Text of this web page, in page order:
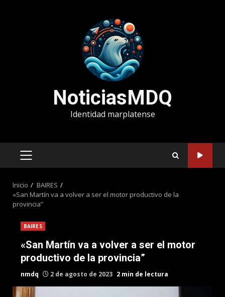
NoticiasMDQ
Identidad marplatense
MENÚ
Inicio
BAIRES
«San Martín va a volver a ser el motor productivo de la
provincia”
BAIRES
«San Martín va a volver a ser el motor
productivo de la provincia”
nmdq 2 de agosto de 2023 2 min de lectura